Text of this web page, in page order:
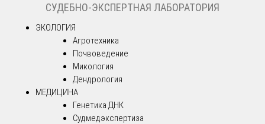
СУДЕБНО-ЭКСПЕРТНАЯ ЛАБОРАТОРИЯ
ЭКОЛОГИЯ
Агротехника
Почвоведение
Микология
Дендрология
МЕДИЦИНА
Генетика ДНК
Судмедэкспертиза